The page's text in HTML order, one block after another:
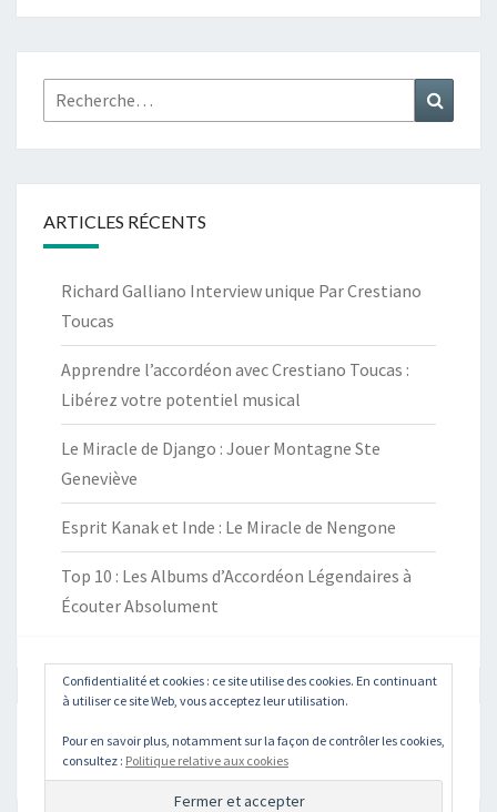
Confidentialité et cookies : ce site utilise des cookies. En continuant
à utiliser ce site Web, vous acceptez leur utilisation.
Pour en savoir plus, notamment sur la façon de contrôler les cookies,
consultez : Politique relative aux cookies
Rechercher :
ARTICLES RÉCENTS
Richard Galliano Interview unique Par Crestiano
Toucas
Apprendre l’accordéon avec Crestiano Toucas :
Libérez votre potentiel musical
Le Miracle de Django : Jouer Montagne Ste
Geneviève
Esprit Kanak et Inde : Le Miracle de Nengone
Top 10 : Les Albums d’Accordéon Légendaires à
Écouter Absolument
Rechercher :